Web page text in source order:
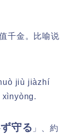
千金。比喻说
jiù jiàzhí
守る 」、約